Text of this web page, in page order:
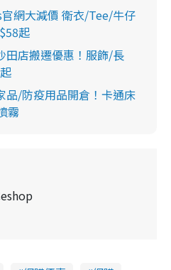
官網大減價 衛衣/Tee/牛仔
起
田店搬遷優惠！服飾/長
品/防疫用品開倉！卡通床
霧